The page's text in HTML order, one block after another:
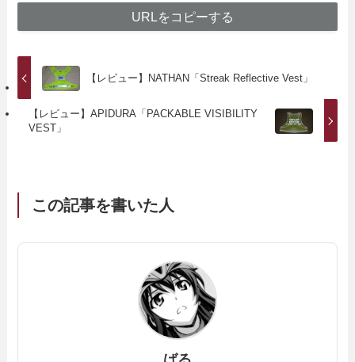
URLをコピーする
【レビュー】NATHAN「Streak Reflective Vest」
【レビュー】APIDURA「PACKABLE VISIBILITY
VEST」
この記事を書いた人